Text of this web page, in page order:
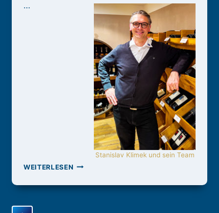
Stanislav Klimek und sein Team
…
WEITERLESENC-
TRIER